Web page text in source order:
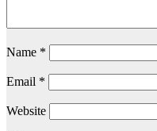
Name *
Email *
Website